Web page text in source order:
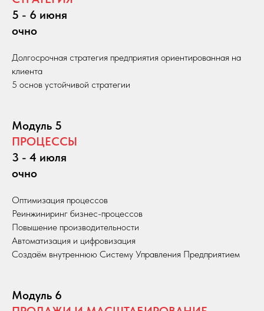
5 - 6 июня
очно
Долгосрочная стратегия предприятия ориентированная на
клиента
5 основ устойчивой стратегии
Модуль 5
ПРОЦЕССЫ
3 - 4 июля
очно
Оптимизация процессов
Реинжиниринг бизнес-процессов
Повышение производительности
Автоматизация и цифровизация
Создаём внутреннюю Систему Управления Предприятием
Модуль 6